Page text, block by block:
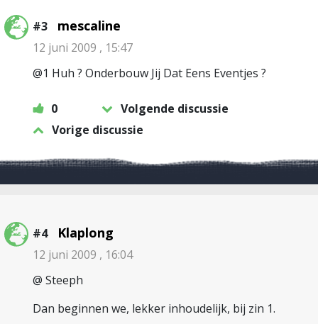
#3 mescaline
12 juni 2009 , 15:47
@1 Huh ? Onderbouw Jij Dat Eens Eventjes ?
0
Volgende discussie
Vorige discussie
#4 Klaplong
12 juni 2009 , 16:04
@ Steeph
Dan beginnen we, lekker inhoudelijk, bij zin 1.